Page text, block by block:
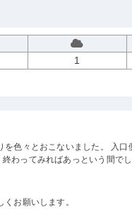
1
色々とおこないました。 入口
わってみればあっという間で
お願いします。